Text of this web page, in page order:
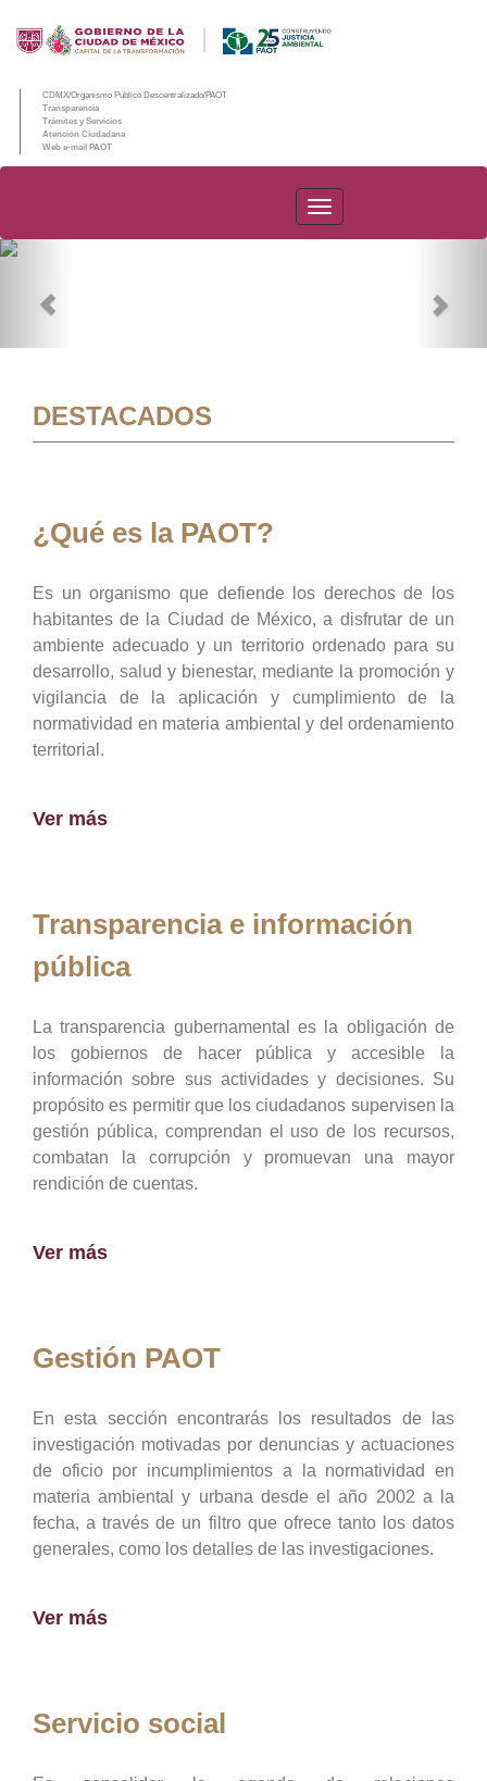
CDMX/Organismo Público Descentralizado/PAOT
Transparencia
Trámites y Servicios
Atención Ciudadana
Web e-mail PAOT
PAOT
DESTACADOS
¿Qué es la PAOT?
Es un organismo que defiende los derechos de los
habitantes de la Ciudad de México, a disfrutar de un
ambiente adecuado y un territorio ordenado para su
desarrollo, salud y bienestar, mediante la promoción y
vigilancia de la aplicación y cumplimiento de la
normatividad en materia ambiental y del ordenamiento
territorial.
Ver más
Transparencia e información
pública
La transparencia gubernamental es la obligación de
los gobiernos de hacer pública y accesible la
información sobre sus actividades y decisiones. Su
propósito es permitir que los ciudadanos supervisen la
gestión pública, comprendan el uso de los recursos,
combatan la corrupción y promuevan una mayor
rendición de cuentas.
Ver más
Gestión PAOT
En esta sección encontrarás los resultados de las
investigación motivadas por denuncias y actuaciones
de oficio por incumplimientos a la normatividad en
materia ambiental y urbana desde el año 2002 a la
fecha, a través de un filtro que ofrece tanto los datos
generales, como los detalles de las investigaciones.
Ver más
Servicio social